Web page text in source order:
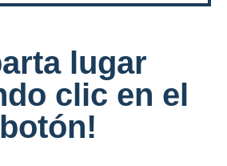
lugar
clic en el
botón!